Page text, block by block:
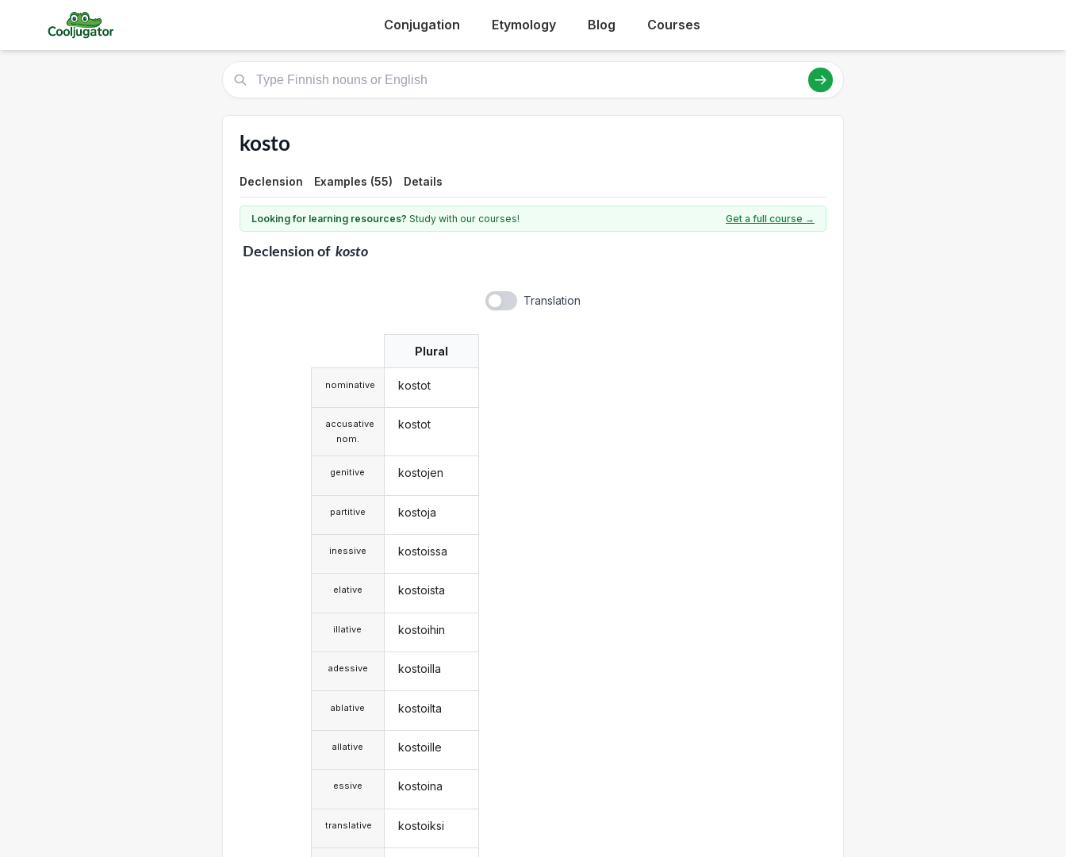
Conjugation Etymology Blog Courses
kosto
Declension Examples (55) Details
Looking for learning resources? Study with our courses! Get a full course →
Declensionof kosto
Translation
nominative
accusative
nom.
genitive
partitive
inessive
elative
illative
adessive
ablative
allative
essive
translative
Plural
kostot
kostot
kostojen
kostoja
kostoissa
kostoista
kostoihin
kostoilla
kostoilta
kostoille
kostoina
kostoiksi